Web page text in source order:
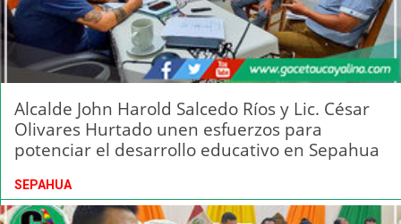
Alcalde John Harold Salcedo Ríos y Lic. César
Olivares Hurtado unen esfuerzos para
potenciar el desarrollo educativo en Sepahua
SEPAHUA